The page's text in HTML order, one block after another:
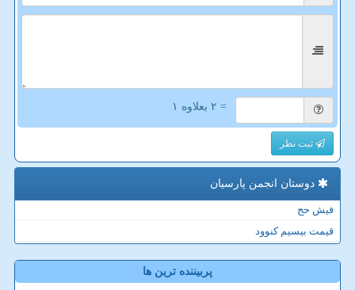
= ۲ بعلاوه ۱
ثبت نظر
دوستان انجمن پارسیان
فیش حج
قیمت بیسیم کنوود
پربیننده ترین ها